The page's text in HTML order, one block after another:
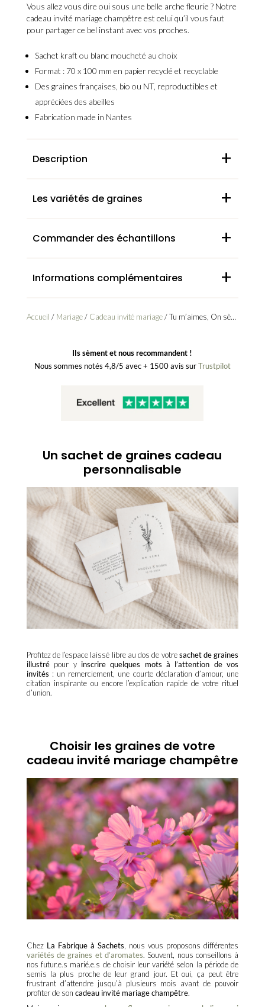
Vous allez vous dire oui sous une belle arche fleurie ? Notre
cadeau invité mariage champêtre est celui qu’il vous faut
pour partager ce bel instant avec vos proches.
Sachet kraft ou blanc moucheté au choix
Format : 70 x 100 mm en papier recyclé et recyclable
Des graines françaises, bio ou NT, reproductibles et
appréciées des abeilles
Fabrication made in Nantes
champêtre
et
minimaliste
Description +
Les variétés de graines +
Commander des échantillons +
Informations complémentaires +
Accueil / Mariage/ Cadeau invité mariage/ Tu m’aimes, On sème – Cadeau invité mariage champêtre et minimaliste
Ils sèment et nous recommandent !
Nous sommes notés 4,8/5 avec + 1500 avis surTrustpilot
Un sachet de graines cadeau
personnalisable
Profitez de l’espace laissé libre au dos de votresachet de graines
illustrépour y inscrire quelques mots à l’attention de vos
invités : un remerciement, une courte déclaration d’amour, une
citation inspirante ou encore l’explication rapide de votre rituel
d’union.
Choisir les graines de votre
cadeau invité mariage champêtre
Chez La Fabrique à Sachets , nous vous proposons différentes
variétés de graines et d’aromates. Souvent, nous conseillons à
nos futur.e.s marié.e.s de choisir leur variété selon la période de
semis la plus proche de leur grand jour. Et oui, ça peut être
frustrant d’attendre jusqu’à plusieurs mois avant de pouvoir
profiter de son cadeau invité mariage champêtre.